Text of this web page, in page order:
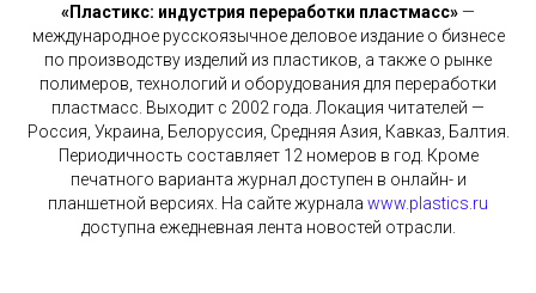
«Пластикс: индустрия переработки пластмасс»—
международное русскоязычное деловое издание о бизнесе
по производству изделий из пластиков, а также о рынке
полимеров, технологий и оборудования для переработки
пластмасс. Выходит с 2002 года. Локация читателей —
Россия, Украина, Белоруссия, Средняя Азия, Кавказ, Балтия.
Периодичность составляет 12 номеров в год. Кроме
печатного варианта журнал доступен в онлайн- и
планшетной версиях. На сайте журнала www.plastics.ru
доступна ежедневная лента новостей отрасли.